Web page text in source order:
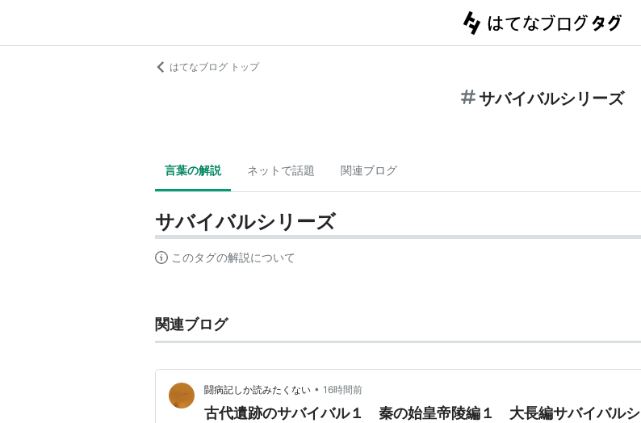
はてなブログ トップ
サバイバルシリーズ
言葉の解説 ネットで話題 関連ブログ
サバイバルシリーズ
このタグの解説について
関連ブログ
闘病記しか読みたくない • 16時間前
古代遺跡のサバイバル１ 秦の始皇帝陵編１ 大長編サバイバルシ